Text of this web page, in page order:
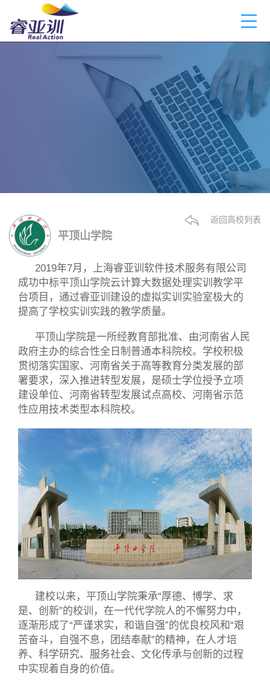
平顶山学院
返回高校列表
2019年7月，上海睿亚训软件技术服务有限公司
成功中标平顶山学院云计算大数据处理实训教学平
台项目，通过睿亚训建设的虚拟实训实验室极大的
提高了学校实训实践的教学质量。
平顶山学院是一所经教育部批准、由河南省人民
政府主办的综合性全日制普通本科院校。学校积极
贯彻落实国家、河南省关于高等教育分类发展的部
署要求，深入推进转型发展，是硕士学位授予立项
建设单位、河南省转型发展试点高校、河南省示范
性应用技术类型本科院校。
建校以来，平顶山学院秉承“厚德、博学、求
是、创新”的校训，在一代代学院人的不懈努力中，
逐渐形成了“严谨求实，和谐自强”的优良校风和“艰
苦奋斗，自强不息，团结奉献”的精神，在人才培
养、科学研究、服务社会、文化传承与创新的过程
中实现着自身的价值。